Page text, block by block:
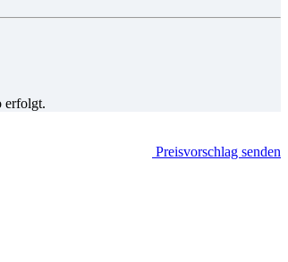
erfolgt.
Preisvorschlag senden